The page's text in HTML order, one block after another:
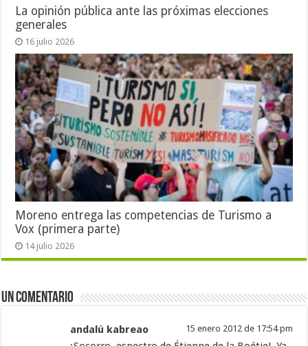
La opinión pública ante las próximas elecciones
generales
16 julio 2026
Moreno entrega las competencias de Turismo a
Vox (primera parte)
14 julio 2026
Un comentario
andalú kabreao 15 enero 2012 de 17:54 pm